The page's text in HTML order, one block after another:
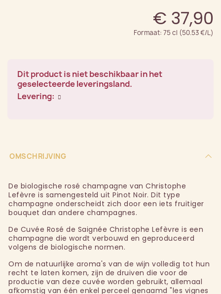
€ 37,90
Formaat: 75 cl (50.53 €/L)
Dit product is niet beschikbaar in het
geselecteerde leveringsland.
Levering:
OMSCHRIJVING
De biologische rosé champagne van Christophe
Lefèvre is samengesteld uit Pinot Noir. Dit type
champagne onderscheidt zich door een iets fruitiger
bouquet dan andere champagnes.
De Cuvée Rosé de Saignée Christophe Lefèvre is een
champagne die wordt verbouwd en geproduceerd
volgens de biologische normen.
Om de natuurlijke aroma's van de wijn volledig tot hun
recht te laten komen, zijn de druiven die voor de
productie van deze cuvée worden gebruikt, allemaal
afkomstig van één enkel perceel genaamd "les vignes